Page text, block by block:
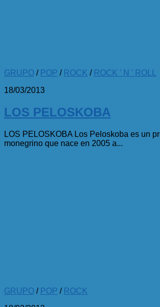
GRUPO / POP / ROCK / ROCK ' N ' ROLL
18/03/2013
LOS PELOSKOBA
LOS PELOSKOBA Los Peloskoba es un
monegrino que nace en 2005 a...
GRUPO / POP / ROCK